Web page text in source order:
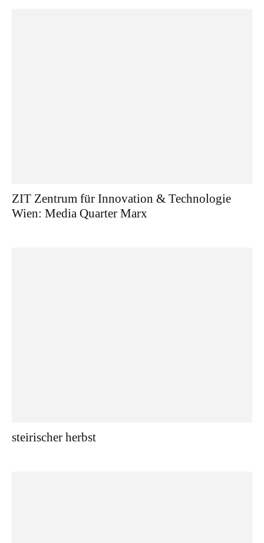
ZIT Zentrum für Innovation & Technologie
Wien: Media Quarter Marx
steirischer herbst